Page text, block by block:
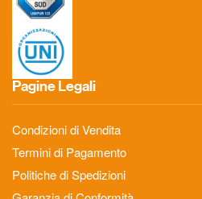
Pagine Legali
Condizioni di Vendita
Termini di Pagamento
Politiche di Spedizioni